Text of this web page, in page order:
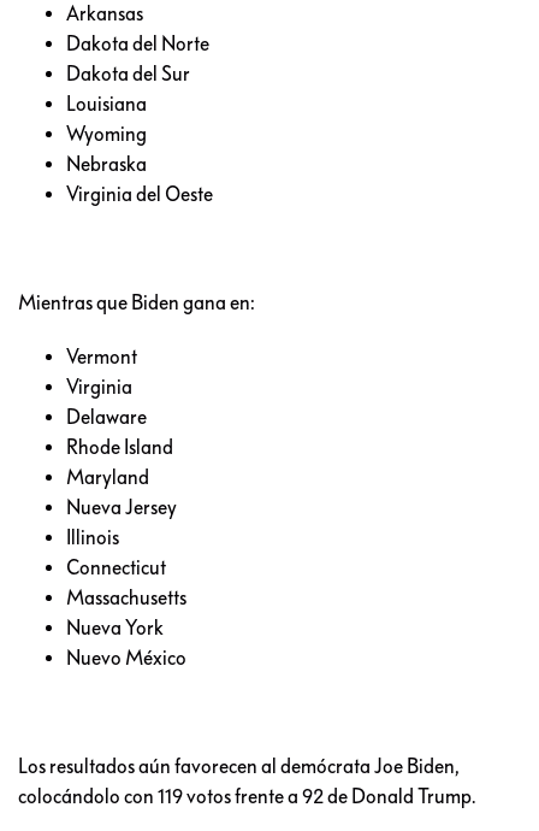
Arkansas
Dakota del Norte
Dakota del Sur
Louisiana
Wyoming
Nebraska
Virginia del Oeste
Mientras que Biden gana en:
Vermont
Virginia
Delaware
Rhode Island
Maryland
Nueva Jersey
Illinois
Connecticut
Massachusetts
Nueva York
Nuevo México
Los resultados aún favorecen al demócrata Joe Biden,
colocándolo con 119 votos frente a 92 de Donald Trump.